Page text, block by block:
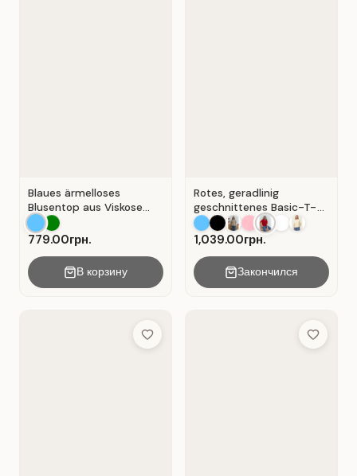
Blaues ärmelloses
Blusentop aus Viskose
mit V-Ausschnitt . Blau .
779.00грн.
В корзину
Rotes, geradlinig
geschnittenes Basic-T-
Shirt aus Baumwolle . Rot
.1,039.00грн.
Закончился
Add to Wish List Add to